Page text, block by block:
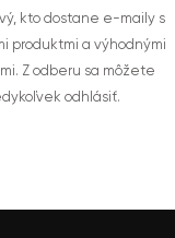
kto dostane e-maily s
produktmi a výhodnými
Z odberu sa môžete
odhlásiť.